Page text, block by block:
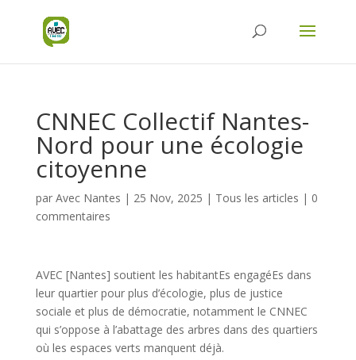
CNNEC Collectif Nantes-
Nord pour une écologie
citoyenne
par Avec Nantes | 25 Nov, 2025 | Tous les articles | 0
commentaires
AVEC [Nantes] soutient les habitantEs engagéEs dans
leur quartier pour plus d’écologie, plus de justice
sociale et plus de démocratie, notamment le CNNEC
qui s’oppose à l’abattage des arbres dans des quartiers
où les espaces verts manquent déjà.